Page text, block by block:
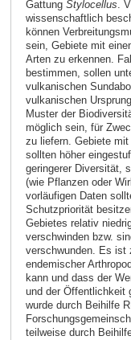
Gattung Stylocellus.
wissenschaftlich
können
sein, Gebiete mit
Arten zu erkennen.
bestimmen, sollen
vulkanischen
vulkanischen
Muster der
möglich sein, für
zu liefern. Gebiete
sollten höher
geringerer Diversität,
(wie Pflanzen oder
vorläufigen Daten
Schutzpriorität
Gebietes relativ
verschwinden bzw.
verschwunden. Es ist
endemischer
kann und dass der
und der Öffentlichkeit
wurde durch Beihilfe
teilweise durch